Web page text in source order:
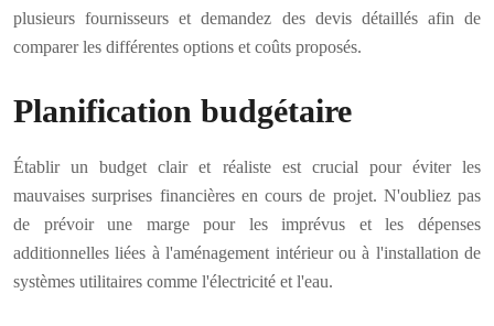
plusieurs fournisseurs et demandez des devis détaillés afin de
comparer les différentes options et coûts proposés.
Planification budgétaire
Établir un budget clair et réaliste est crucial pour éviter les
mauvaises surprises financières en cours de projet. N'oubliez pas
de prévoir une marge pour les imprévus et les dépenses
additionnelles liées à l'aménagement intérieur ou à l'installation de
systèmes utilitaires comme l'électricité et l'eau.